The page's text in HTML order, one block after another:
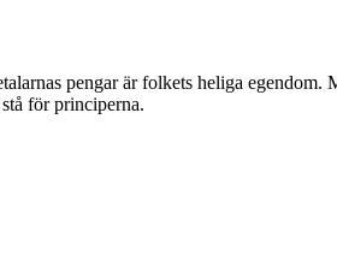
pengar är folkets heliga
för principerna.